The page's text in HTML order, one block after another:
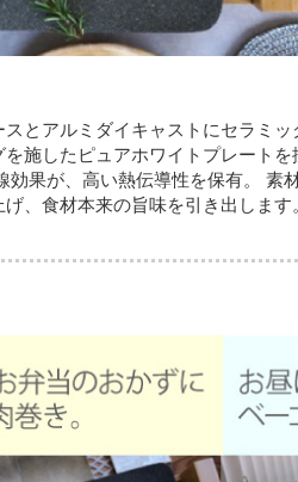
スとアルミダイキャストにセラミッ
を施したピュアホワイトプレートを
効果が、高い熱伝導性を保有。 素
げ、食材本来の旨味を引き出します